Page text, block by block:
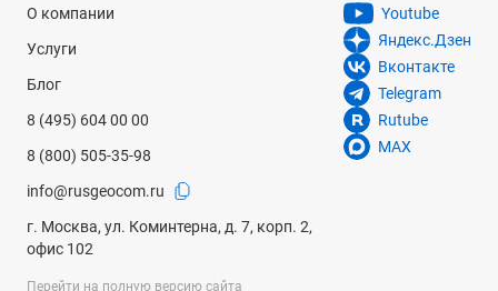
О компании
Услуги
Блог
8 (495) 604 00 00
8 (800) 505-35-98
info@rusgeocom.ru
г. Москва, ул. Коминтерна, д. 7, корп. 2,
офис 102
Youtube
Яндекс.Дзен
Вконтакте
Telegram
Rutube
MAX
Перейти на полную версию сайта